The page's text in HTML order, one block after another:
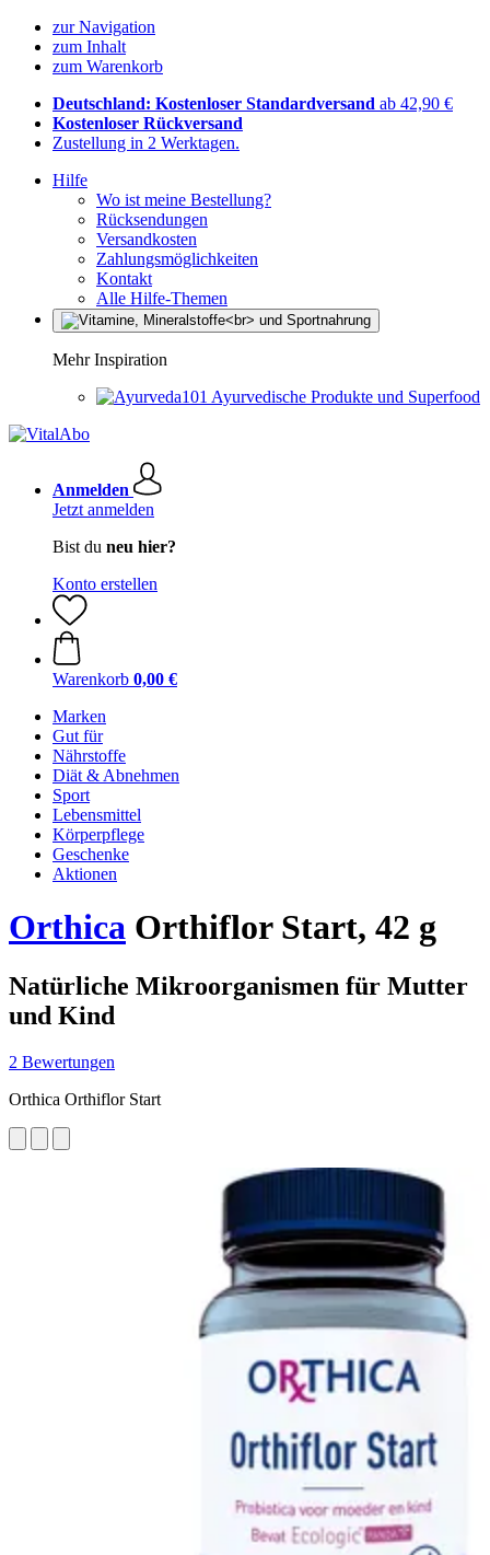
zur Navigation
zum Inhalt
zum Warenkorb
Deutschland: Kostenloser Standardversand ab 42,90 €
Kostenloser Rückversand
Zustellung in 2 Werktagen.
Hilfe
Wo ist meine Bestellung?
Rücksendungen
Versandkosten
Zahlungsmöglichkeiten
Kontakt
Alle Hilfe-Themen
Mehr Inspiration
Ayurvedische Produkte und Superfood
Anmelden
Jetzt anmelden
Bist du neu hier?
Konto erstellen
Warenkorb 0,00 €
Marken
Gut für
Nährstoffe
Diät & Abnehmen
Sport
Lebensmittel
Körperpflege
Geschenke
Aktionen
Orthica Orthiflor Start, 42 g
Natürliche Mikroorganismen für Mutter
und Kind
2 Bewertungen
Orthica Orthiflor Start